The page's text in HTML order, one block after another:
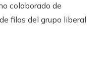
colaborado de
filas del grupo liberal